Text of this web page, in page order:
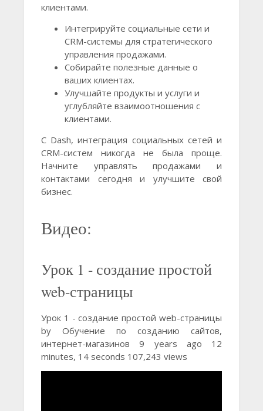
клиентами.
Интегрируйте социальные сети и
CRM-системы для стратегического
управления продажами.
Собирайте полезные данные о
ваших клиентах.
Улучшайте продукты и услуги и
углубляйте взаимоотношения с
клиентами.
С Dash, интеграция социальных сетей и
CRM-систем никогда не была проще.
Начните управлять продажами и
контактами сегодня и улучшите свой
бизнес.
Видео:
Урок 1 - создание простой
web-страницы
Урок 1 - создание простой web-страницы
by Обучение по созданию сайтов,
интернет-магазинов 9 years ago 12
minutes, 14 seconds 107,243 views